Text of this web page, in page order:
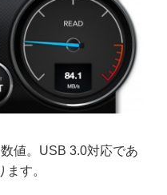
値。USB 3.0対応であ
ます。